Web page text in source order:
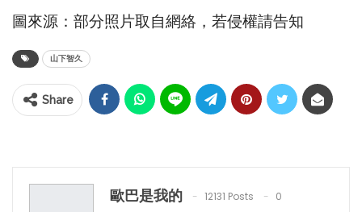
圖來源：部分照片取自網絡，若侵權請告知
山下智久
Share
歐巴是我的 12131 Posts
0